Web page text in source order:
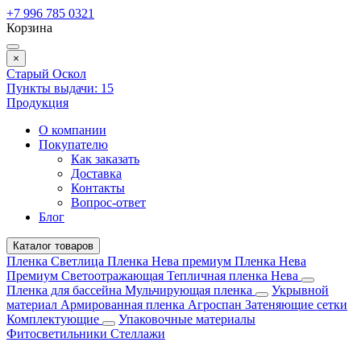
+7 996 785 0321
Корзина
×
Старый Оскол
Пункты выдачи: 15
Продукция
О компании
Покупателю
Как заказать
Доставка
Контакты
Вопрос-ответ
Блог
Каталог товаров
Пленка Светлица Пленка Нева премиум Пленка Нева
Премиум Светоотражающая Тепличная пленка Нева
Пленка для бассейна Мульчирующая пленка
Укрывной
материал Армированная пленка Агроспан Затеняющие сетки
Комплектующие
Упаковочные материалы
Фитосветильники Стеллажи